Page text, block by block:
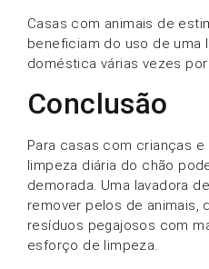
Casas com animais de
beneficiam do uso de uma
doméstica várias vezes por
Conclusão
Para casas com crianças
limpeza diária do chão
demorada. Uma lavadora
remover pelos de animais,
resíduos pegajosos com
esforço de limpeza.